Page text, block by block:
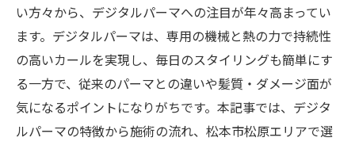
い方々から、デジタルパーマへの注目が年々高まってい
ます。デジタルパーマは、専用の機械と熱の力で持続性
の高いカールを実現し、毎日のスタイリングも簡単にす
る一方で、従来のパーマとの違いや髪質・ダメージ面が
気になるポイントになりがちです。本記事では、デジタ
ルパーマの特徴から施術の流れ、松本市松原エリアで選